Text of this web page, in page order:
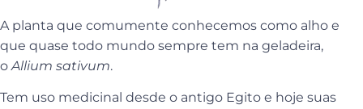
A planta que comumente conhecemos como alho e
que quase todo mundo sempre tem na geladeira,
oAllium sativum.
Tem uso medicinal desde o antigo Egito e hoje suas